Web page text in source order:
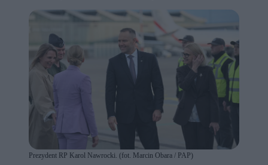
Prezydent RP Karol Nawrocki. (fot. Marcin Obara / PAP)